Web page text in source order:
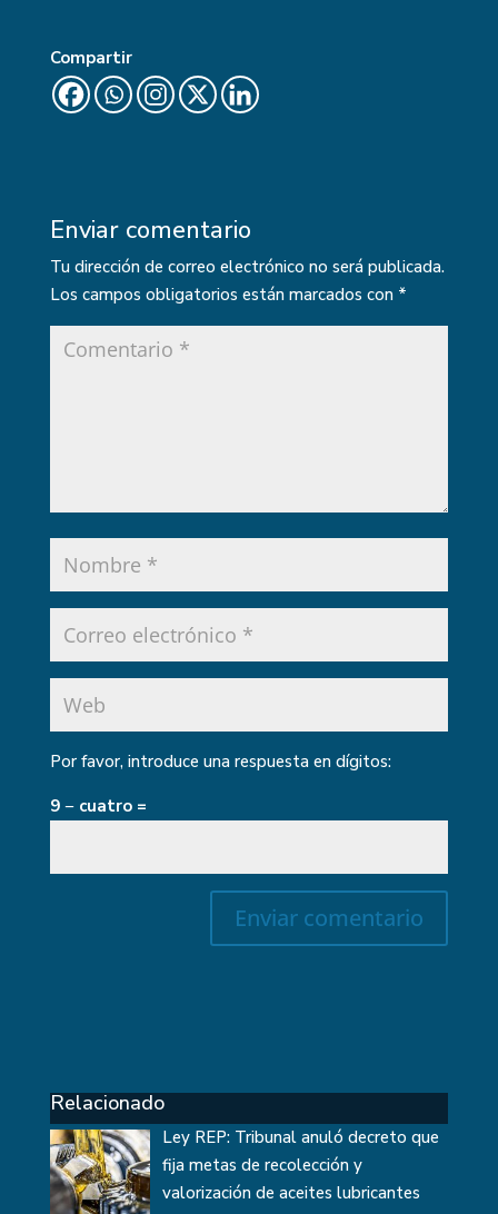
Compartir
Enviar comentario
Tu dirección de correo electrónico no será publicada.
Los campos obligatorios están marcados con *
Por favor, introduce una respuesta en dígitos:
9 − cuatro =
Relacionado
Ley REP: Tribunal anuló decreto que
fija metas de recolección y
valorización de aceites lubricantes